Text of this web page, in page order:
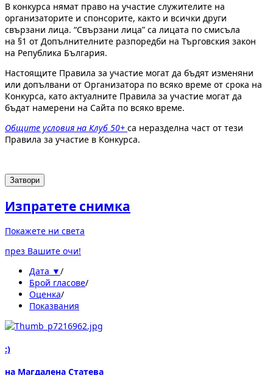
В конкурса нямат право на участие служителите на
организаторите и спонсорите, както и всички други
свързани лица. “Свързани лица” са лицата по смисъла
на §1 от Допълнителните разпоредби на Търговския закон
на Република България.
Настоящите Правила за участие могат да бъдят изменяни
или допълвани от Организатора по всяко време от срока на
Конкурса, като актуалните Правила за участие могат да
бъдат намерени на Сайта по всяко време.
Общите условия на Клуб 50+ са неразделна част от тези
Правила за участие в Конкурса.
Затвори
Изпратете снимка
Покажете ни света
през Вашите очи!
Дата ▼/
Брой гласове/
Оценка/
Показвания
:)
на Магдалена Статева